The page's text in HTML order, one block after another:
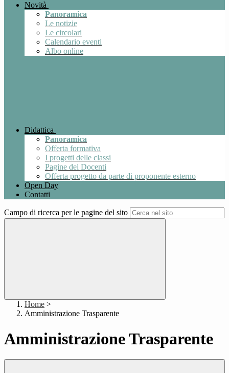
Novità
Panoramica
Le notizie
Le circolari
Calendario eventi
Albo online
Didattica
Panoramica
Offerta formativa
I progetti delle classi
Pagine dei Docenti
Offerta progetto da parte di proponente esterno
Open Day
Contatti
Campo di ricerca per le pagine del sito
Home >
Amministrazione Trasparente
Amministrazione Trasparente